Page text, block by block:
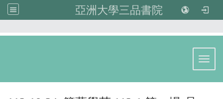
亞洲大學三品書院